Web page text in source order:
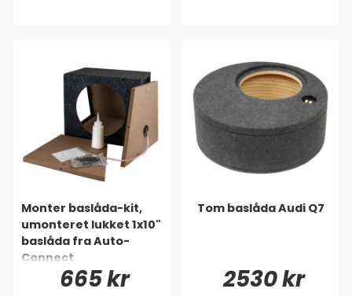
Monter baslåda-kit,
umonteret lukket 1x10"
baslåda fra Auto-
Connect
665 kr
Tom baslåda Audi Q7
2530 kr